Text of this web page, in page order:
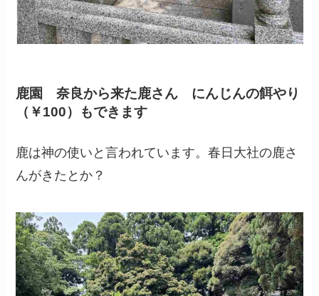
鹿園 奈良から来た鹿さん にんじんの餌やり
（￥100）もできます
鹿は神の使いと言われています。春日大社の鹿さ
んがきたとか？